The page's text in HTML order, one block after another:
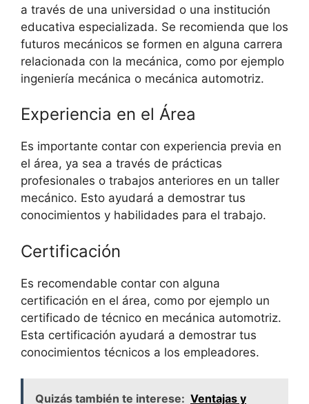
a través de una universidad o una institución
educativa especializada. Se recomienda que los
futuros mecánicos se formen en alguna carrera
relacionada con la mecánica, como por ejemplo
ingeniería mecánica o mecánica automotriz.
Experiencia en el Área
Es importante contar con experiencia previa en
el área, ya sea a través de prácticas
profesionales o trabajos anteriores en un taller
mecánico. Esto ayudará a demostrar tus
conocimientos y habilidades para el trabajo.
Certificación
Es recomendable contar con alguna
certificación en el área, como por ejemplo un
certificado de técnico en mecánica automotriz.
Esta certificación ayudará a demostrar tus
conocimientos técnicos a los empleadores.
Quizás también te interese: Ventajas y